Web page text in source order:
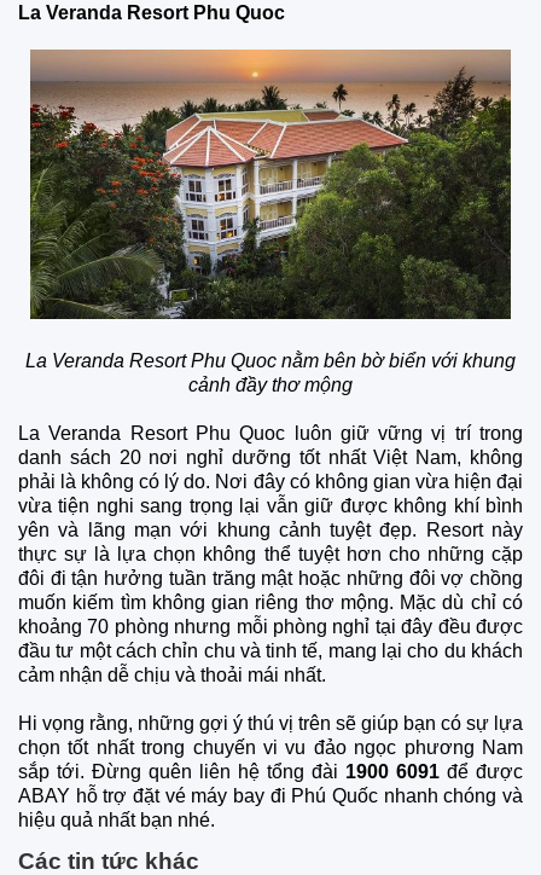
La Veranda Resort Phu Quoc
La Veranda Resort Phu Quoc nằm bên bờ biển với khung
cảnh đầy thơ mộng
La Veranda Resort Phu Quoc luôn giữ vững vị trí trong
danh sách 20 nơi nghỉ dưỡng tốt nhất Việt Nam, không
phải là không có lý do. Nơi đây có không gian vừa hiện đại
vừa tiện nghi sang trọng lại vẫn giữ được không khí bình
yên và lãng mạn với khung cảnh tuyệt đẹp. Resort này
thực sự là lựa chọn không thể tuyệt hơn cho những cặp
đôi đi tận hưởng tuần trăng mật hoặc những đôi vợ chồng
muốn kiếm tìm không gian riêng thơ mộng. Mặc dù chỉ có
khoảng 70 phòng nhưng mỗi phòng nghỉ tại đây đều được
đầu tư một cách chỉn chu và tinh tế, mang lại cho du khách
cảm nhận dễ chịu và thoải mái nhất.
Hi vọng rằng, những gợi ý thú vị trên sẽ giúp bạn có sự lựa
chọn tốt nhất trong chuyến vi vu đảo ngọc phương Nam
sắp tới. Đừng quên liên hệ tổng đài 1900 6091 để được
ABAY hỗ trợ đặt vé máy bay đi Phú Quốc nhanh chóng và
hiệu quả nhất bạn nhé.
Các tin tức khác